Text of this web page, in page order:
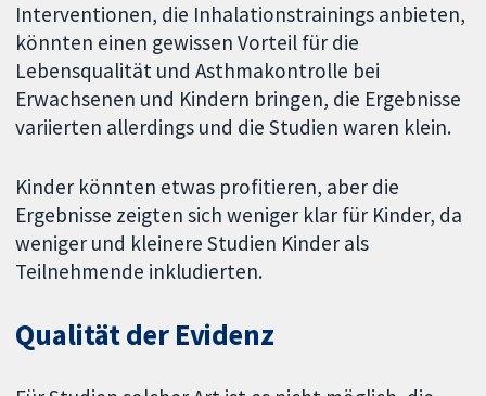
Interventionen, die Inhalationstrainings anbieten,
könnten einen gewissen Vorteil für die
Lebensqualität und Asthmakontrolle bei
Erwachsenen und Kindern bringen, die Ergebnisse
variierten allerdings und die Studien waren klein.
Kinder könnten etwas profitieren, aber die
Ergebnisse zeigten sich weniger klar für Kinder, da
weniger und kleinere Studien Kinder als
Teilnehmende inkludierten.
Qualität der Evidenz